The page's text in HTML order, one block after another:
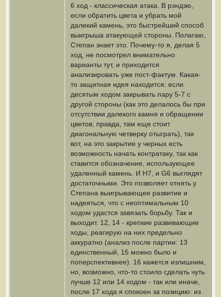
6 ход - классическая атака. В рэндзю,
если обратить цвета и убрать мой
далекий камень, это быстрейший способ
выигрыша атакующей стороны. Полагаю,
Степан знает это. Почему-то я, делая 5
ход, не посмотрел внимательно
варианты тут, и приходится
анализировать уже пост-фактум. Какая-
то защитная идея находится: если
десятым ходом закрывать пару 5-7 с
другой стороны (как это делалось бы при
отсутствии далекого камня и обращении
цветов; правда, там еще стоит
диагональную четверку отыграть), так
вот, на это закрытие у черных есть
возможность начать контратаку, так как
ставится обозначение, использующее
удаленный камень. И H7, и G6 выглядят
достаточными. Это позволяет отнять у
Степана выигрывающее развитие и
надеяться, что с неоптимальным 10
ходом удастся завязать борьбу. Так и
выходит. 12, 14 - крепкие развивающие
ходы, реагирую на них предельно
аккуратно (анализ после партии: 13
единственный, 15 можно было и
поперспективнее). 16 кажется излишним,
но, возможно, что-то стоило сделать чуть
лучше 12 или 14 ходом - так или иначе,
после 17 хода я спокоен за позицию: из